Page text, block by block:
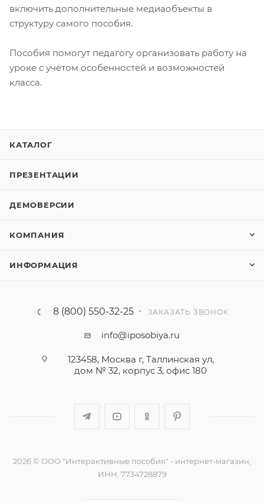
включить дополнительные медиаобъекты в
структуру самого пособия.
Пособия помогут педагогу организовать работу на
уроке с учётом особенностей и возможностей
класса.
КАТАЛОГ
ПРЕЗЕНТАЦИИ
ДЕМОВЕРСИИ
КОМПАНИЯ
ИНФОРМАЦИЯ
8 (800) 550-32-25 ЗАКАЗАТЬ ЗВОНОК
info@iposobiya.ru
123458, Москва г, Таллинская ул,
дом № 32, корпус 3, офис 180
2026 © ООО "Интерактивные пособия" - интернет-магазин,
ИНН: 7734728879